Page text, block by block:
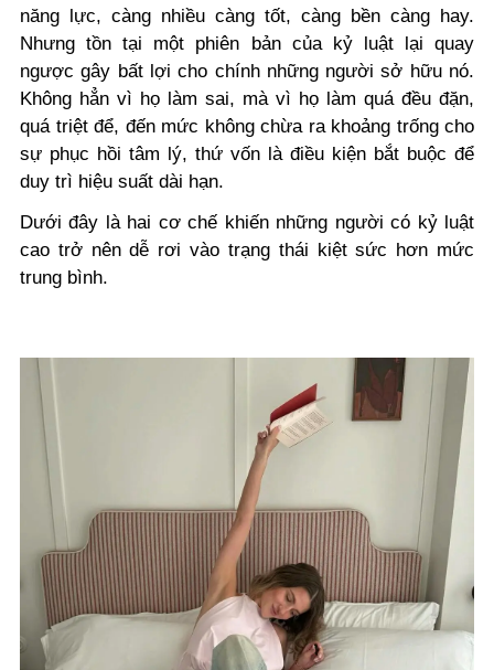
năng lực, càng nhiều càng tốt, càng bền càng hay.
Nhưng tồn tại một phiên bản của kỷ luật lại quay
ngược gây bất lợi cho chính những người sở hữu nó.
Không hẳn vì họ làm sai, mà vì họ làm quá đều đặn,
quá triệt để, đến mức không chừa ra khoảng trống cho
sự phục hồi tâm lý, thứ vốn là điều kiện bắt buộc để
duy trì hiệu suất dài hạn.
Dưới đây là hai cơ chế khiến những người có kỷ luật
cao trở nên dễ rơi vào trạng thái kiệt sức hơn mức
trung bình.